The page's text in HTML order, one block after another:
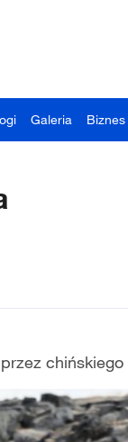
Galeria Biznes